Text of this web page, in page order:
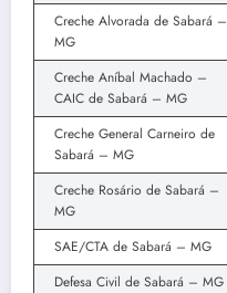
Creche Alvorada de Sabará –
MG
Creche Aníbal Machado –
CAIC de Sabará – MG
Creche General Carneiro de
Sabará – MG
Creche Rosário de Sabará –
MG
SAE/CTA de Sabará – MG
Defesa Civil de Sabará – MG